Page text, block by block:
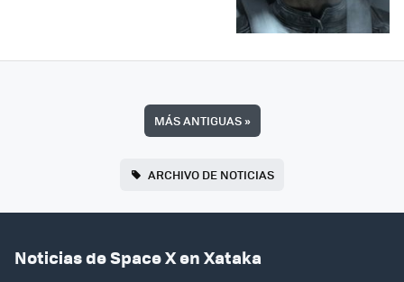
MÁS ANTIGUAS»
ARCHIVO DE NOTICIAS
Noticias de Space X en Xataka